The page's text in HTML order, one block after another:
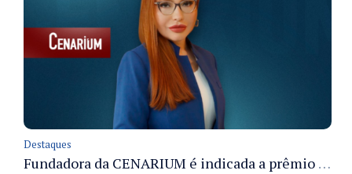
Destaques
Fundadora da CENARIUM é indicada a prêmio 100+ Jornalistas Admirados